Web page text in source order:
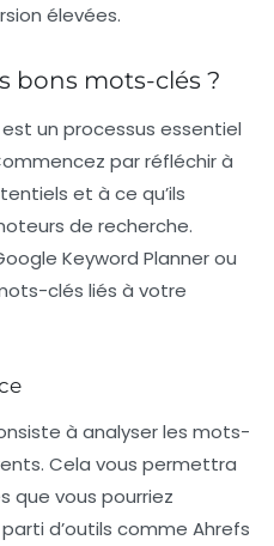
élevées.
bons mots-clés ?
est un processus essentiel
par réfléchir à
et à ce qu’ils
de recherche.
Keyword Planner ou
clés liés à votre
à analyser les mots-
Cela vous permettra
que vous pourriez
d’outils comme Ahrefs